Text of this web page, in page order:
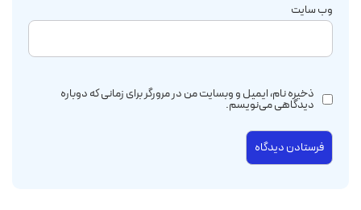
وب‌ سایت
ذخیره نام، ایمیل و وبسایت من در مرورگر برای زمانی که دوباره
دیدگاهی می‌نویسم.